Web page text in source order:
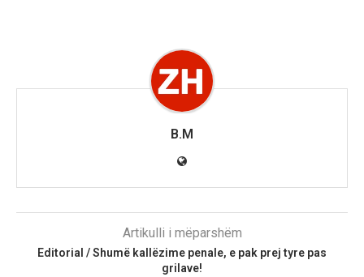
B.M
Artikulli i mëparshëm
Editorial / Shumë kallëzime penale, e pak prej tyre pas
grilave!